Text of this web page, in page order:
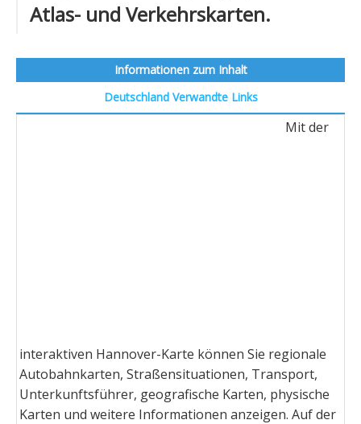
Atlas- und Verkehrskarten.
Informationen zum Inhalt
DeutschlandVerwandte Links
Mit der
interaktiven Hannover-Karte können Sie regionale
Autobahnkarten, Straßensituationen, Transport,
Unterkunftsführer, geografische Karten, physische
Karten und weitere Informationen anzeigen. Auf der